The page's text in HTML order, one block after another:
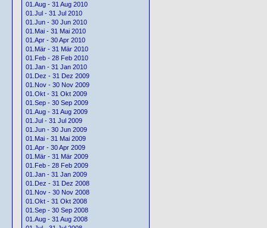
01.Aug - 31 Aug 2010
01.Jul - 31 Jul 2010
01.Jun - 30 Jun 2010
01.Mai - 31 Mai 2010
01.Apr - 30 Apr 2010
01.Mär - 31 Mär 2010
01.Feb - 28 Feb 2010
01.Jan - 31 Jan 2010
01.Dez - 31 Dez 2009
01.Nov - 30 Nov 2009
01.Okt - 31 Okt 2009
01.Sep - 30 Sep 2009
01.Aug - 31 Aug 2009
01.Jul - 31 Jul 2009
01.Jun - 30 Jun 2009
01.Mai - 31 Mai 2009
01.Apr - 30 Apr 2009
01.Mär - 31 Mär 2009
01.Feb - 28 Feb 2009
01.Jan - 31 Jan 2009
01.Dez - 31 Dez 2008
01.Nov - 30 Nov 2008
01.Okt - 31 Okt 2008
01.Sep - 30 Sep 2008
01.Aug - 31 Aug 2008